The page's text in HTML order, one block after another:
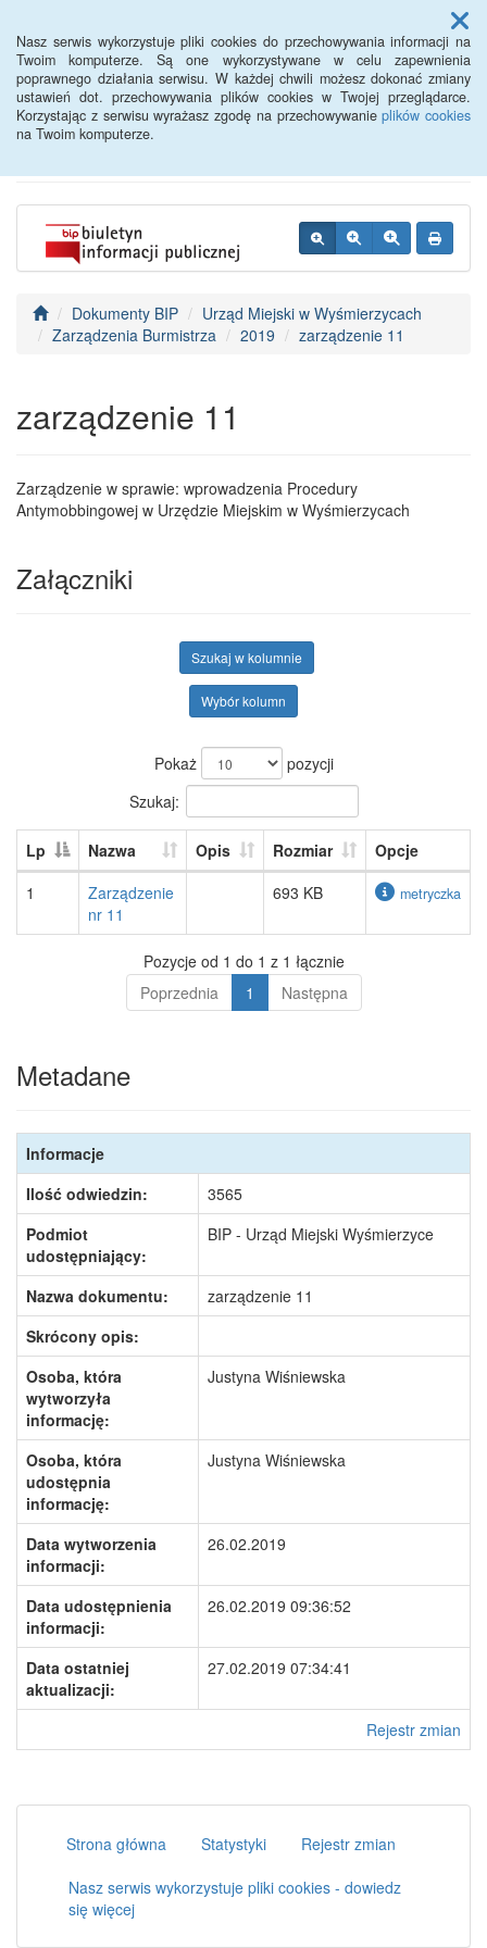
Nasz serwis wykorzystuje pliki cookies do przechowywania informacji na
Twoim komputerze. Są one wykorzystywane w celu zapewnienia
poprawnego działania serwisu. W każdej chwili możesz dokonać zmiany
ustawień dot. przechowywania plików cookies w Twojej przeglądarce.
Korzystając z serwisu wyrażasz zgodę na przechowywanieplików cookies
na Twoim komputerze.
Menu
BIP - Urząd Miejski
Wyśmierzyce
Dokumenty BIP
Urząd Miejski w Wyśmierzycach
Zarządzenia Burmistrza
2019 zarządzenie 11
zarządzenie 11
Zarządzenie w sprawie: wprowadzenia Procedury
Antymobbingowej w Urzędzie Miejskim w Wyśmierzycach
Załączniki
Szukaj w kolumnie
Wybór kolumn
Pokaż
pozycji
Szukaj:
Lp Nazwa Opis Rozmiar
Opcje
1
Zarządzenie
nr 11
693 KB metryczka
Pozycje od 1 do 1 z 1 łącznie
Poprzednia
1 Następna
Metadane
Informacje
Ilość odwiedzin:
3565
Podmiot
udostępniający:
BIP - Urząd Miejski Wyśmierzyce
Nazwa dokumentu:
zarządzenie 11
Skrócony opis:
Osoba, która
wytworzyła
informację:
Justyna Wiśniewska
Osoba, która
udostępnia
informację:
Justyna Wiśniewska
Data wytworzenia
informacji:
26.02.2019
Data udostępnienia
informacji:
26.02.2019 09:36:52
Data ostatniej
aktualizacji:
27.02.2019 07:34:41
Rejestr zmian
Strona główna Statystyki
Rejestr zmian
Nasz serwis wykorzystuje pliki cookies - dowiedz
się więcej